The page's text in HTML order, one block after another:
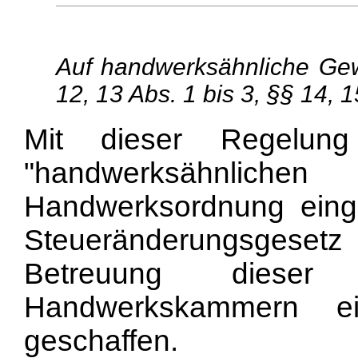
Auf handwerksähnliche
12, 13 Abs. 1 bis 3, §§ 14,
Mit dieser
Handwerksordnung
Betreuung
Handwerkskammern
geschaffen.